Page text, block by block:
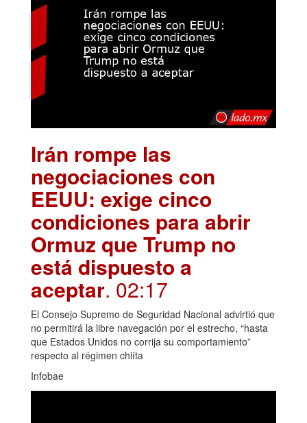
Irán rompe las
negociaciones con
EEUU: exige cinco
condiciones para abrir
Ormuz que Trump no
está dispuesto a
aceptar. 02:17
El Consejo Supremo de Seguridad Nacional advirtió que
no permitirá la libre navegación por el estrecho, “hasta
que Estados Unidos no corrija su comportamiento”
respecto al régimen chiíta
Infobae